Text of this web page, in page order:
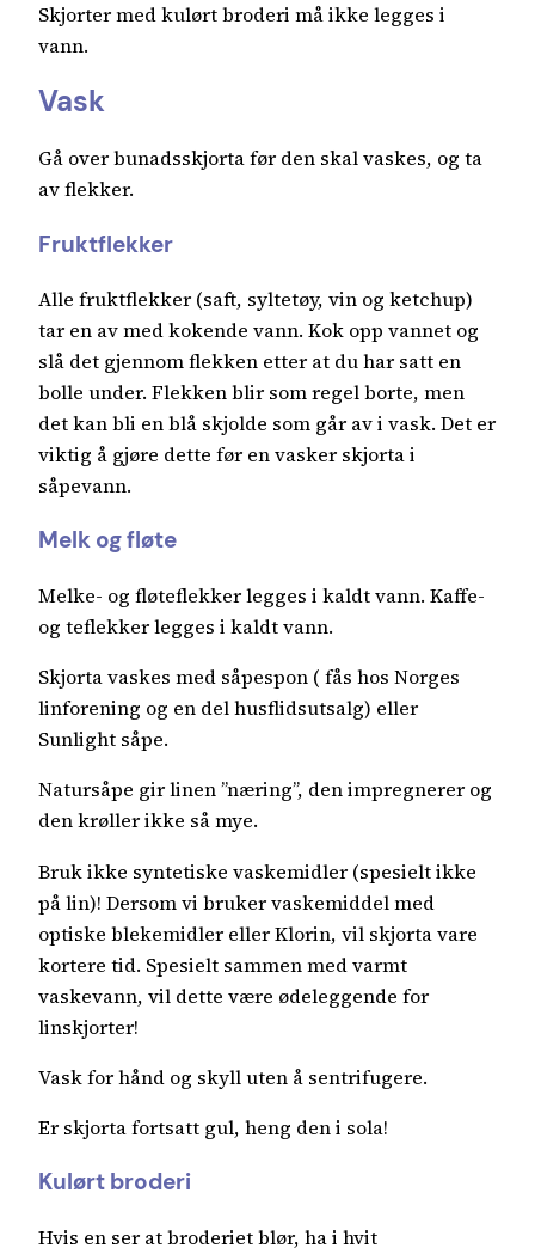
Skjorter med kulørt broderi må ikke legges i
vann.
Vask
Gå over bunadsskjorta før den skal vaskes, og ta
av flekker.
Fruktflekker
Alle fruktflekker (saft, syltetøy, vin og ketchup)
tar en av med kokende vann. Kok opp vannet og
slå det gjennom flekken etter at du har satt en
bolle under. Flekken blir som regel borte, men
det kan bli en blå skjolde som går av i vask. Det er
viktig å gjøre dette før en vasker skjorta i
såpevann.
Melk og fløte
Melke- og fløteflekker legges i kaldt vann. Kaffe-
og teflekker legges i kaldt vann.
Skjorta vaskes med såpespon ( fås hos Norges
linforening og en del husflidsutsalg) eller
Sunlight såpe.
Natursåpe gir linen ”næring”, den impregnerer og
den krøller ikke så mye.
Bruk ikke syntetiske vaskemidler (spesielt ikke
på lin)! Dersom vi bruker vaskemiddel med
optiske blekemidler eller Klorin, vil skjorta vare
kortere tid. Spesielt sammen med varmt
vaskevann, vil dette være ødeleggende for
linskjorter!
Vask for hånd og skyll uten å sentrifugere.
Er skjorta fortsatt gul, heng den i sola!
Kulørt broderi
Hvis en ser at broderiet blør, ha i hvit